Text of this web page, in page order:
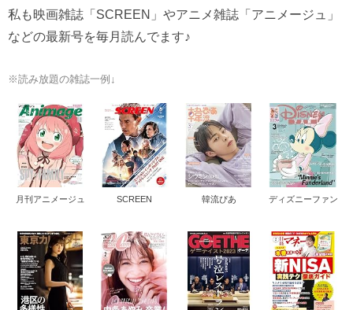
私も映画雑誌「SCREEN」やアニメ雑誌「アニメージュ」
などの最新号を毎月読んでます♪
※読み放題の雑誌一例↓
月刊アニメージュ SCREEN 韓流ぴあ ディズニーファン